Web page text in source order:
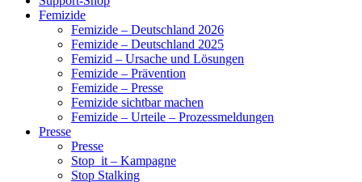
Femizide
Femizide – Deutschland 2026
Femizide – Deutschland 2025
Femizid – Ursache und Lösungen
Femizide – Prävention
Femizide – Presse
Femizide sichtbar machen
Femizide – Urteile – Prozessmeldungen
Presse
Presse
Stop_it – Kampagne
Stop Stalking